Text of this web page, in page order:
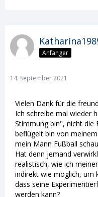
Anfänger
14. September 2021
Vielen Dank für die
Ich schreibe mal wieder
Stimmung bin", nicht die
beflügelt bin von
mein Mann Fußball
Hat denn jemand
realistisch, wie ich
indirekt wie möglich, um
dass seine
werden kann?